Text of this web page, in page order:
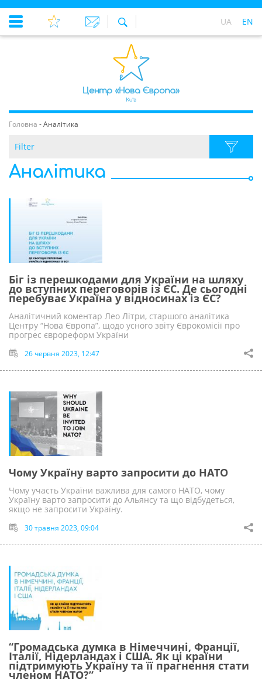
UA EN
Головна -Аналітика
Filter
Аналітика
Біг із перешкодами для України на шляху
до вступних переговорів із ЄС. Де сьогодні
перебуває Україна у відносинах із ЄС?
Аналітичний коментар Лео Літри, старшого аналітика
Центру “Нова Європа”, щодо усного звіту Єврокомісії про
прогрес єврореформ України
26 червня 2023, 12:47
Чому Україну варто запросити до НАТО
Чому участь України важлива для самого НАТО, чому
Україну варто запросити до Альянсу та що відбудеться,
якщо не запросити Україну.
30 травня 2023, 09:04
“Громадська думка в Німеччині, Франції,
Італії, Нідерландах і США. Як ці країни
підтримують Україну та її прагнення стати
членом НАТО?”